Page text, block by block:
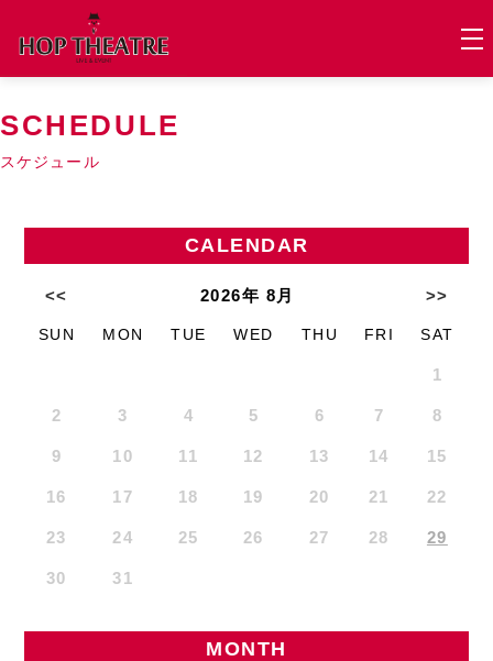
SCHEDULE
スケジュール
CALENDAR
<< 2026年 8月 >>
SUN MON TUE WED THU FRI SAT
1
2 3 4 5 6 7 8
9 10 11 12 13 14 15
16 17 18 19 20 21 22
23 24 25 26 27 28 29
30 31
MONTH